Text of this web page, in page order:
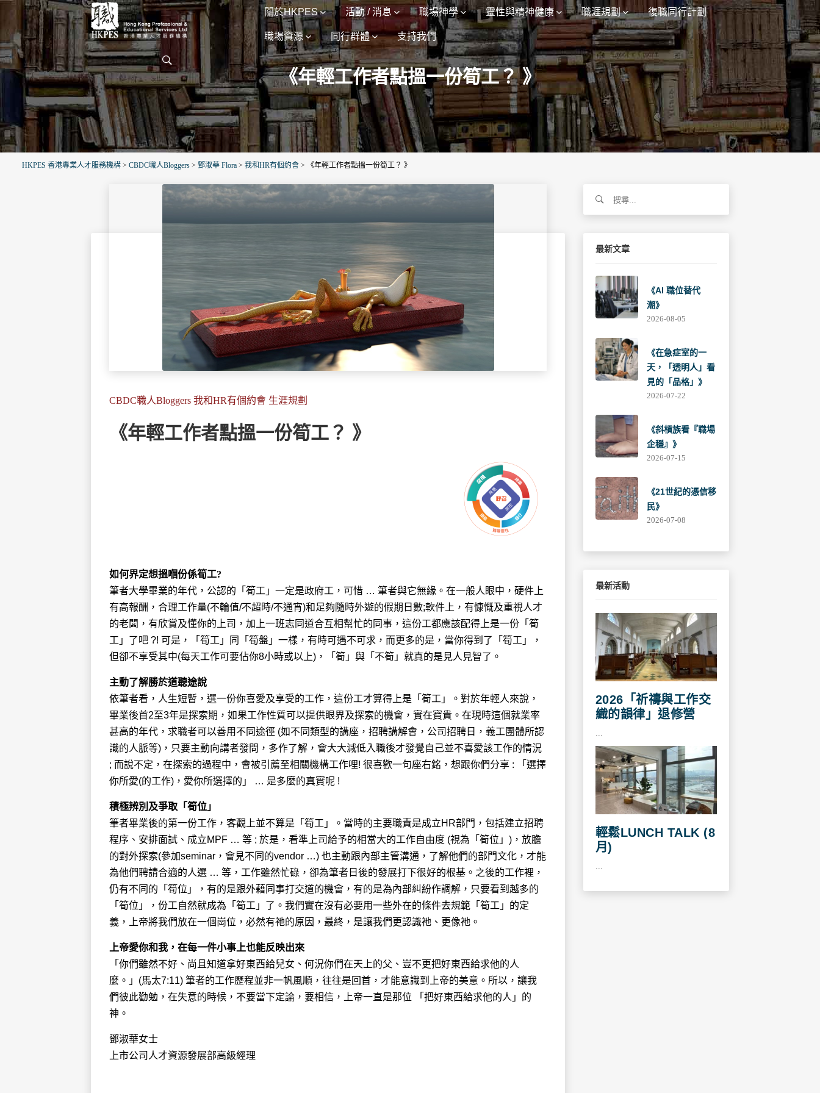
關於HKPES 活動 / 消息 職場神學 靈性與精神健康 職涯規劃 復職同行計劃
職場資源 同行群體 支持我們
《年輕工作者點搵一份筍工？ 》
HKPES 香港專業人才服務機構 > CBDC職人Bloggers > 鄧淑華 Flora > 我和HR有個約會 > 《年輕工作者點搵一份筍工？ 》
CBDC職人Bloggers 我和HR有個約會 生涯規劃
《年輕工作者點搵一份筍工？ 》
如何界定想搵嗰份係筍工?
筆者大學畢業的年代，公認的「筍工」一定是政府工，可惜 … 筆者與它無緣。在一般人眼中，硬件上
有高報酬，合理工作量(不輪值/不超時/不通宵)和足夠隨時外遊的假期日數;軟件上，有慷慨及重視人才
的老闆，有欣賞及懂你的上司，加上一班志同道合互相幫忙的同事，這份工都應該配得上是一份「筍
工」了吧 ?! 可是，「筍工」同「筍盤」一樣，有時可遇不可求，而更多的是，當你得到了「筍工」，
但卻不享受其中(每天工作可要佔你8小時或以上)，「筍」與「不筍」就真的是見人見智了。
主動了解勝於道聽途說
依筆者看，人生短暫，選一份你喜愛及享受的工作，這份工才算得上是「筍工」。對於年輕人來說，
畢業後首2至3年是探索期，如果工作性質可以提供眼界及探索的機會，實在寶貴。在現時這個就業率
甚高的年代，求職者可以善用不同途徑 (如不同類型的講座，招聘講解會，公司招聘日，義工團體所認
識的人脈等)，只要主動向講者發問，多作了解，會大大減低入職後才發覺自己並不喜愛該工作的情況
; 而說不定，在探索的過程中，會被引薦至相關機構工作哩! 很喜歡一句座右銘，想跟你們分享 : 「選擇
你所愛(的工作)，愛你所選擇的」 … 是多麼的真實呢 !
積極辨別及爭取「筍位」
筆者畢業後的第一份工作，客觀上並不算是「筍工」。當時的主要職責是成立HR部門，包括建立招聘
程序、安排面試、成立MPF … 等 ; 於是，看準上司給予的相當大的工作自由度 (視為「筍位」)，放膽
的對外探索(參加seminar，會見不同的vendor …) 也主動跟內部主管溝通，了解他們的部門文化，才能
為他們聘請合適的人選 … 等，工作雖然忙碌，卻為筆者日後的發展打下很好的根基。之後的工作裡，
仍有不同的「筍位」，有的是跟外藉同事打交道的機會，有的是為內部糾紛作調解，只要看到越多的
「筍位」，份工自然就成為「筍工」了。我們實在沒有必要用一些外在的條件去規範「筍工」的定
義，上帝將我們放在一個崗位，必然有祂的原因，最終，是讓我們更認識祂、更像祂。
上帝愛你和我，在每一件小事上也能反映出來
「你們雖然不好、尚且知道拿好東西給兒女、何況你們在天上的父、豈不更把好東西給求他的人
麼。」(馬太7:11) 筆者的工作歷程並非一帆風順，往往是回首，才能意識到上帝的美意。所以，讓我
們彼此勸勉，在失意的時候，不要當下定論，要相信，上帝一直是那位 「把好東西給求他的人」的
神。
鄧淑華女士
上市公司人才資源發展部高級經理
關
最新文章
《AI 職位替代
潮》
2026-08-05
《在急症室的一
天，「透明人」看
見的「品格」》
2026-07-22
《斜槓族看『職場
企穩』》
2026-07-15
《21世紀的憑信移
民》
2026-07-08
最新活動
2026「祈禱與工作交
織的韻律」退修營
輕鬆LUNCH TALK (8
月)